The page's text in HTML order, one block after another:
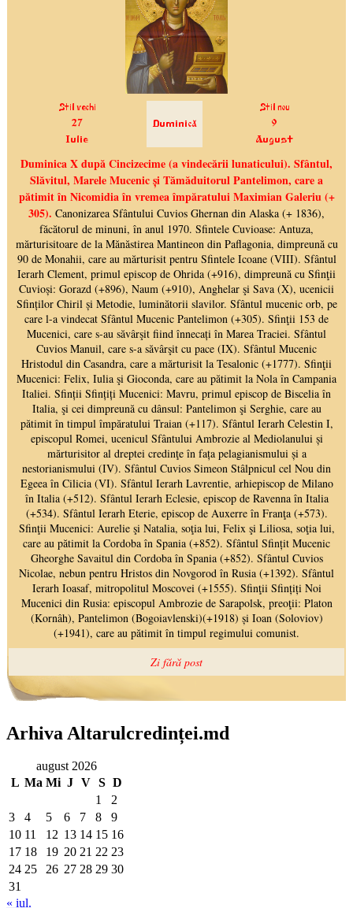
Arhiva Altarulcredinței.md
august 2026
L Ma Mi J V S D
1
2
3
4 5 6 7 8
9
10 11 12 13 14 15 16
17 18 19 20 21 22 23
24 25 26 27 28 29 30
31
« iul.